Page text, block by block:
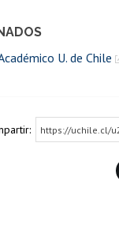
U. de Chile
https://uchile.cl/